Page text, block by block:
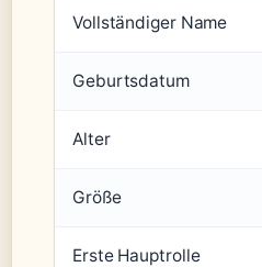
Vollständiger Name
Geburtsdatum
Alter
Größe
Erste Hauptrolle